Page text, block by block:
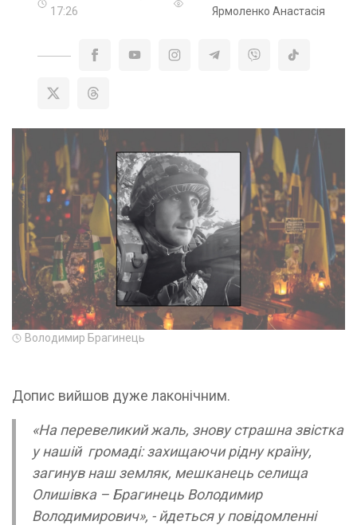
17:26
Ярмоленко Анастасія
Володимир Брагинець
Допис вийшов дуже лаконічним.
«На перевеликий жаль, знову страшна звістка
у нашій громаді: захищаючи рідну країну,
загинув наш земляк, мешканець селища
Олишівка – Брагинець Володимир
Володимирович», - йдеться у повідомленні